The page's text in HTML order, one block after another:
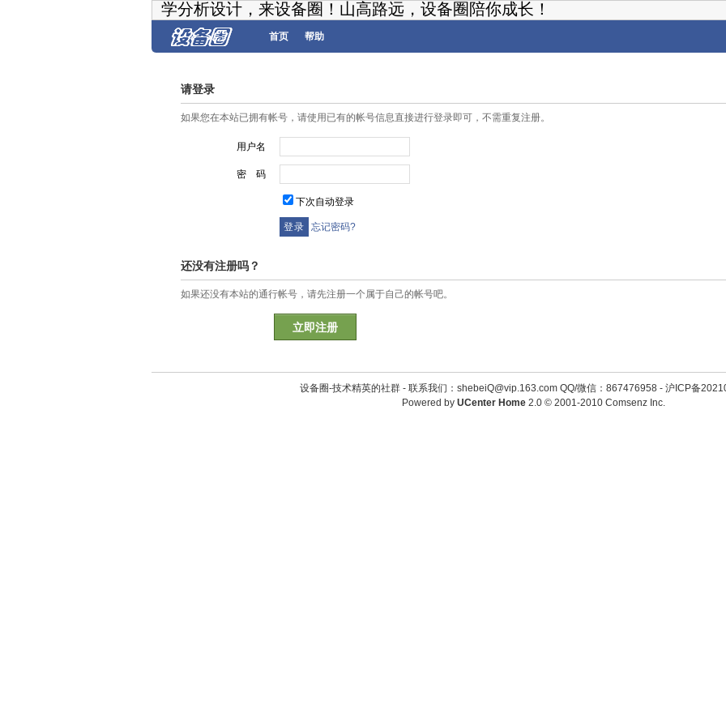
学分析设计，来设备圈！山高路远，设备圈陪你成长！
首页 帮助
请登录
如果您在本站已拥有帐号，请使用已有的帐号信息直接进行登录即可，不需重复注册。
用户名
密 码
下次自动登录
忘记密码?
还没有注册吗？
如果还没有本站的通行帐号，请先注册一个属于自己的帐号吧。
立即注册
设备圈-技术精英的社群 - 联系我们：shebeiQ@vip.163.com QQ/微信：867476958- 沪ICP备
Powered by UCenter Home 2.0© 2001-2010 Comsenz Inc.